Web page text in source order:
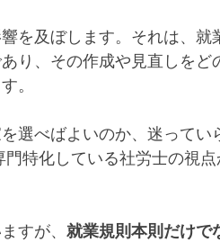
を及ぼします。それは、就
り、その作成や見直しをど
。
選べばよいのか、迷ってい
特化している社労士の視点
すが、 就業規則本則だけで